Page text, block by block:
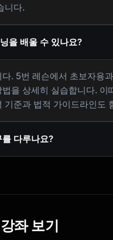
니다.
을 배울 수 있나요?
. 5번 레슨에서 초보자용
을 상세히 실습합니다. 이
기준과 법적 가이드라인도
다루나요?
좌 보기